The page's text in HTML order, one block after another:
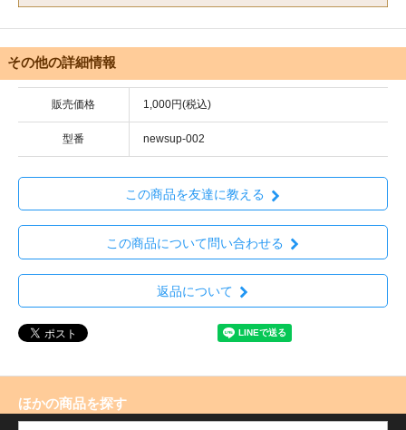
その他の詳細情報
販売価格 1,000円(税込)
型番 newsup-002
この商品を友達に教える
この商品について問い合わせる
返品について
ほかの商品を探す